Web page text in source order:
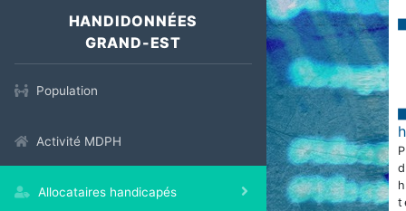
HANDIDONNÉES
GRAND-EST
Population
Activité MDPH
Allocataires handicapés